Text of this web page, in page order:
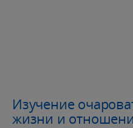
Изучение
жизни и